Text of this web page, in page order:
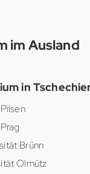
im Ausland
in
Brünn
Olmütz